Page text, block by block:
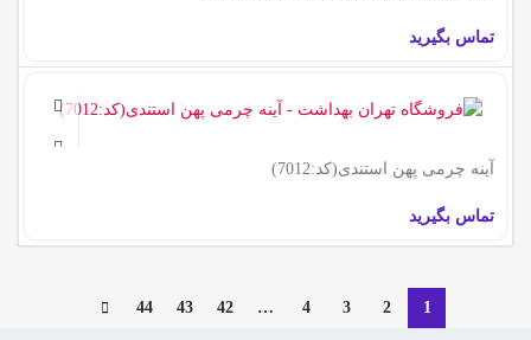
تماس بگیرید
آینه چرمی پهن استندی(کد:7012)
تماس بگیرید
1
2
3
4
…
42
43
44